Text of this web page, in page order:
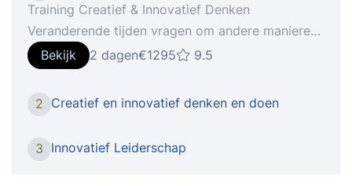
Training Creatief & Innovatief Denken
Veranderende tijden vragen om andere manieren
van denken.Creativiteit en innovatie zijn de
sleutelwoorden om je staande te kunnen houden
in deze tijd. Creatief denken, het vermogen om
werkgevers steeds vaker als waardevolle
Bekijk 2 dagen€1295 9.5
2 Creatief en innovatief denken en doen
3 Innovatief Leiderschap